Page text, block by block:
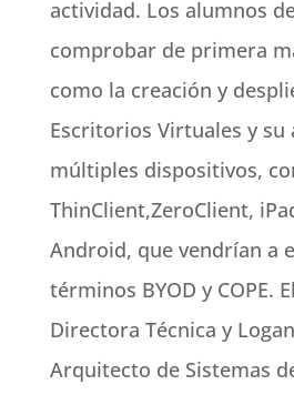
actividad. Los alumnos
comprobar de primera
como la creación y
Escritorios Virtuales y su
múltiples dispositivos,
ThinClient,ZeroClient,
Android, que vendrían a
términos BYOD y COPE.
Directora Técnica y
Arquitecto de Sistemas de